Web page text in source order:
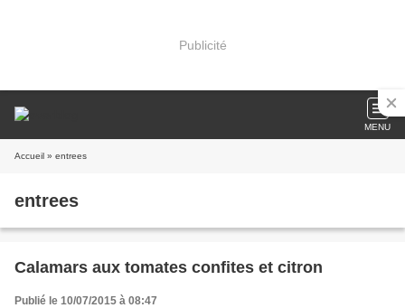
Publicité
MENU
Accueil » entrees
entrees
Calamars aux tomates confites et citron
Publié le 10/07/2015 à 08:47